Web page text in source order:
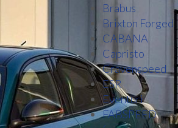
Brabus
Brixton Forged
CABANA
Capristo
Cravenspeed
ESR
Eventuri
FABSPEED